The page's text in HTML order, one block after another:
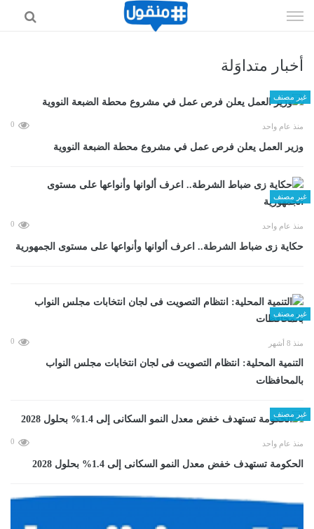
الى
أخبار متداوَلة
غير مصنف
منذ عام واحد 0
وزير العمل يعلن فرص عمل في مشروع محطة الضبعة النووية
غير مصنف
منذ عام واحد 0
حكاية زى ضباط الشرطة.. اعرف ألوانها وأنواعها على مستوى الجمهورية
غير مصنف
منذ 8 أشهر 0
التنمية المحلية: انتظام التصويت فى لجان انتخابات مجلس النواب
بالمحافظات
غير مصنف
منذ عام واحد 0
الحكومة تستهدف خفض معدل النمو السكانى إلى 1.4% بحلول 2028